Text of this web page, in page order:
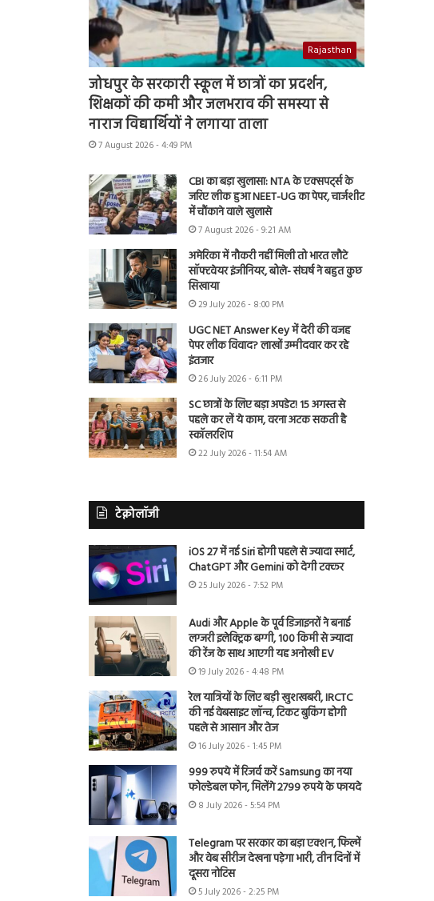
Rajasthan
जोधपुर के सरकारी स्कूल में छात्रों का प्रदर्शन,
शिक्षकों की कमी और जलभराव की समस्या से
नाराज विद्यार्थियों ने लगाया ताला
7 August 2026 - 4:49 PM
CBI का बड़ा खुलासा: NTA के एक्सपर्ट्स के
जरिए लीक हुआ NEET-UG का पेपर, चार्जशीट
में चौंकाने वाले खुलासे
7 August 2026 - 9:21 AM
अमेरिका में नौकरी नहीं मिली तो भारत लौटे
सॉफ्टवेयर इंजीनियर, बोले- संघर्ष ने बहुत कुछ
सिखाया
29 July 2026 - 8:00 PM
UGC NET Answer Key में देरी की वजह
पेपर लीक विवाद? लाखों उम्मीदवार कर रहे
इंतजार
26 July 2026 - 6:11 PM
SC छात्रों के लिए बड़ा अपडेट! 15 अगस्त से
पहले कर लें ये काम, वरना अटक सकती है
स्कॉलरशिप
22 July 2026 - 11:54 AM
टेक्नोलॉजी
iOS 27 में नई Siri होगी पहले से ज्यादा स्मार्ट,
ChatGPT और Gemini को देगी टक्कर
25 July 2026 - 7:52 PM
Audi और Apple के पूर्व डिजाइनरों ने बनाई
लग्जरी इलेक्ट्रिक बग्गी, 100 किमी से ज्यादा
की रेंज के साथ आएगी यह अनोखी EV
19 July 2026 - 4:48 PM
रेल यात्रियों के लिए बड़ी खुशखबरी, IRCTC
की नई वेबसाइट लॉन्च, टिकट बुकिंग होगी
पहले से आसान और तेज
16 July 2026 - 1:45 PM
999 रुपये में रिजर्व करें Samsung का नया
फोल्डेबल फोन, मिलेंगे 2799 रुपये के फायदे
8 July 2026 - 5:54 PM
Telegram पर सरकार का बड़ा एक्शन, फिल्में
और वेब सीरीज देखना पड़ेगा भारी, तीन दिनों में
दूसरा नोटिस
5 July 2026 - 2:25 PM